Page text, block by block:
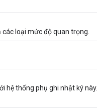
loại mức độ quan trọng.
hệ thống phụ ghi nhật ký này.